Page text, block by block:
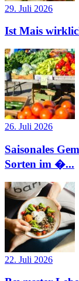
29. Juli 2026
Ist Mais
26. Juli 2026
Saisonales
Sorten im �...
22. Juli 2026